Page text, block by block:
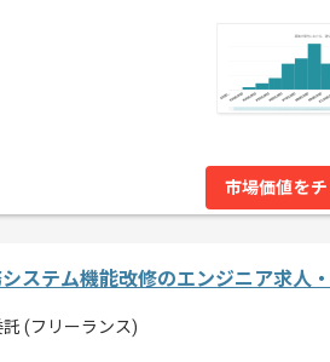
市場価値を
システム機能改修のエンジニア求人
(フリーランス)